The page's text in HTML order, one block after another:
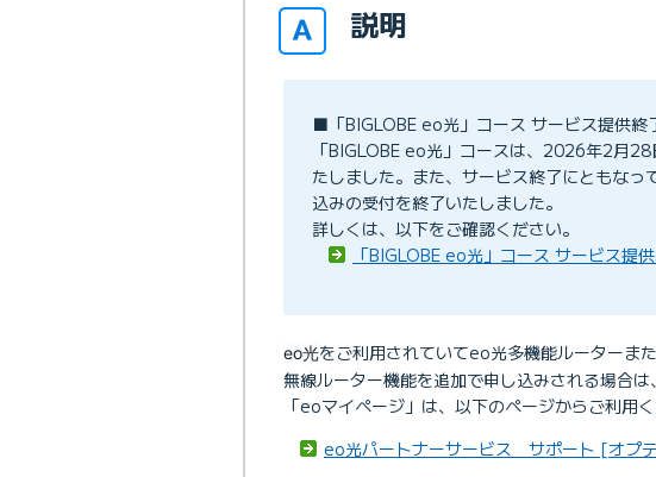
説明
■「BIGLOBE eo光」コース サービス提供終
「BIGLOBE eo光」コースは、2026年2月
たしました。また、サービス終了にともな
込みの受付を終了いたしました。
詳しくは、以下をご確認ください。
「BIGLOBE eo光」コース サービス提
eo光をご利用されていてeo光多機能ルーターま
無線ルーター機能を追加で申し込みされる場合
「eoマイページ」は、以下のページからご利用く
eo光パートナーサービス サポート [オプ